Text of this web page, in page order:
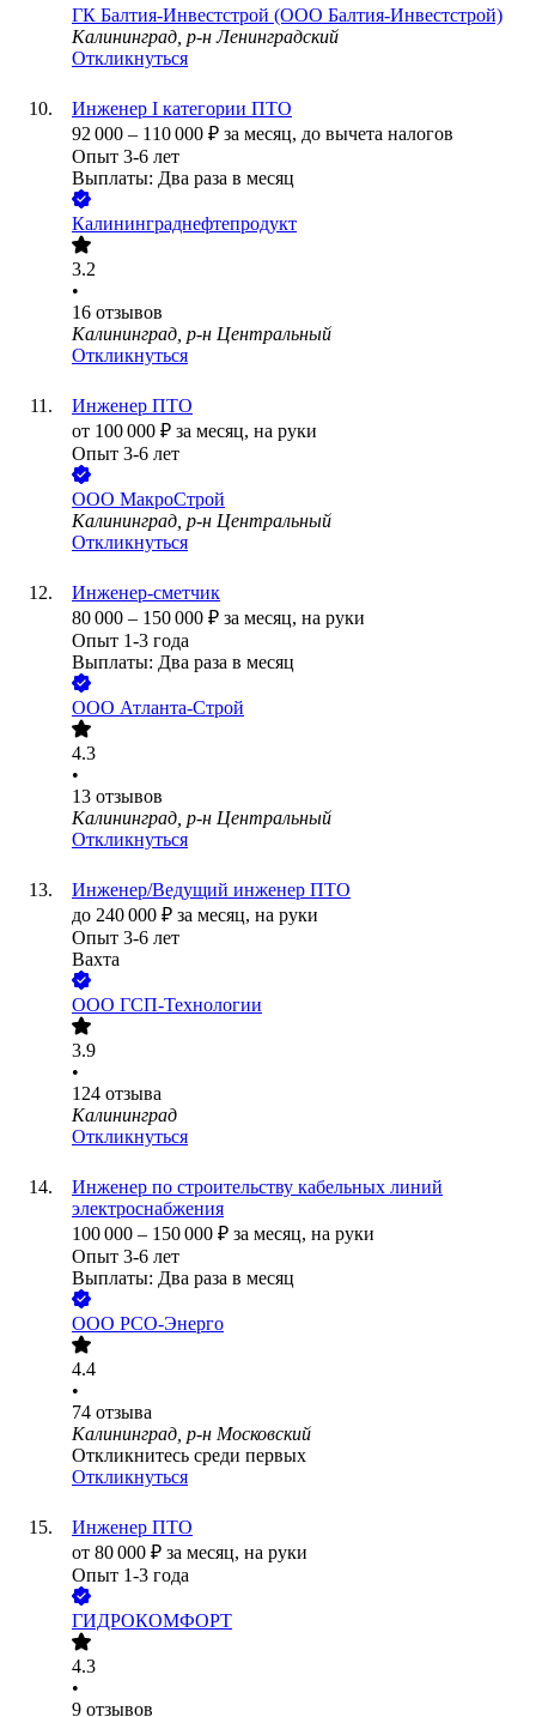
ГК Балтия-Инвестстрой (ООО Балтия-Инвестстрой)
Калининград, р-н Ленинградский
Откликнуться
Инженер I категории ПТО
92 000 – 110 000 ₽ за месяц, до вычета налогов
Опыт 3-6 лет
Выплаты: Два раза в месяц
Калининграднефтепродукт
3.2
•
16 отзывов
Калининград, р-н Центральный
Откликнуться
Инженер ПТО
от 100 000 ₽ за месяц, на руки
Опыт 3-6 лет
ООО МакроСтрой
Калининград, р-н Центральный
Откликнуться
Инженер-сметчик
80 000 – 150 000 ₽ за месяц, на руки
Опыт 1-3 года
Выплаты: Два раза в месяц
ООО Атланта-Строй
4.3
•
13 отзывов
Калининград, р-н Центральный
Откликнуться
Инженер/Ведущий инженер ПТО
до 240 000 ₽ за месяц, на руки
Опыт 3-6 лет
Вахта
ООО ГСП-Технологии
3.9
•
124 отзыва
Калининград
Откликнуться
Инженер по строительству кабельных линий
электроснабжения
100 000 – 150 000 ₽ за месяц, на руки
Опыт 3-6 лет
Выплаты: Два раза в месяц
ООО РСО-Энерго
4.4
•
74 отзыва
Калининград, р-н Московский
Откликнитесь среди первых
Откликнуться
Инженер ПТО
от 80 000 ₽ за месяц, на руки
Опыт 1-3 года
ГИДРОКОМФОРТ
4.3
•
9 отзывов